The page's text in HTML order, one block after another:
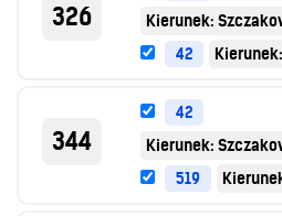
326
Kierunek:
42
344
42
Kierunek:
519